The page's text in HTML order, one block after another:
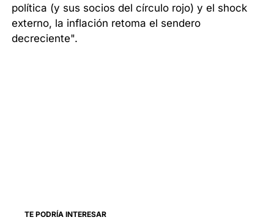
política (y sus socios del círculo rojo) y el shock
externo, la inflación retoma el sendero
decreciente".
TE PODRÍA INTERESAR